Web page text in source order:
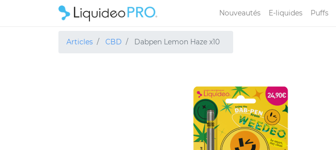
Nouveautés E-liquides Puffs
Articles CBD Dabpen Lemon Haze x10